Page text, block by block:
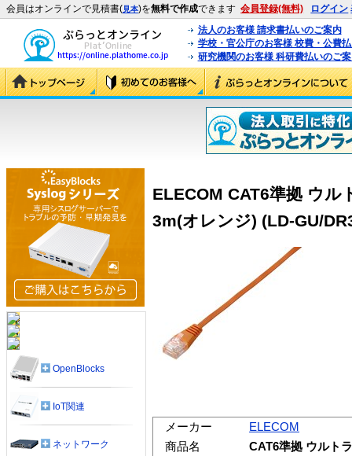
会員はオンラインで見積書(見本)を無料で作成できます 会員登録(無料) ログイン
法人のお客様 請求書払いのご案内
学校・官公庁のお客様 校費・公費
研究機関のお客様 科研費払いのご
ELECOM CAT6準拠 ウ
3m(オレンジ) (LD-GU/
メーカー
ELECOM
商品名
CAT6準拠 ウルト
OpenBlocks
IoT関連
ネットワーク